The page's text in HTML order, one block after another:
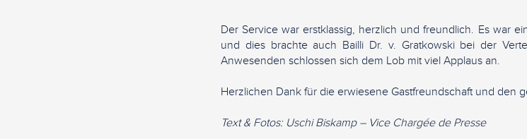
Der Service war erstklassig, herzlich und freundlich. Es war
und dies brachte auch Bailli Dr. v. Gratkowski bei der
Anwesenden schlossen sich dem Lob mit viel Applaus an.
Herzlichen Dank für die erwiesene Gastfreundschaft und den
Text & Fotos: Uschi Biskamp – Vice Chargée de Presse